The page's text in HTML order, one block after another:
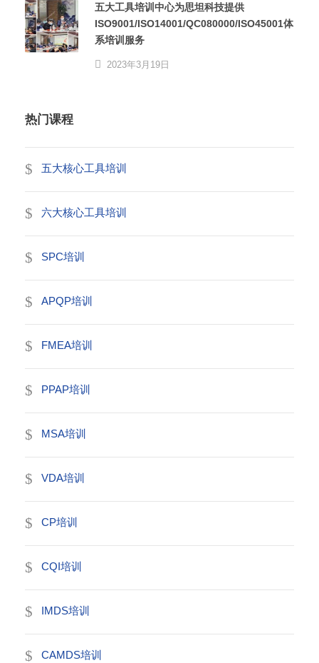
五大工具培训中心为思坦科技提供
ISO9001/ISO14001/QC080000/ISO45001体
系培训服务
2023年3月19日
热门课程
五大核心工具培训
六大核心工具培训
SPC培训
APQP培训
FMEA培训
PPAP培训
MSA培训
VDA培训
CP培训
CQI培训
IMDS培训
CAMDS培训